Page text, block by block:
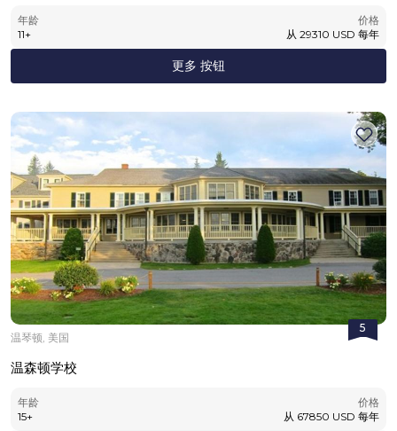
年龄
11+
价格
从 29310 USD 每年
更多 按钮
5
温琴顿, 美国
温森顿学校
年龄
15+
价格
从 67850 USD 每年